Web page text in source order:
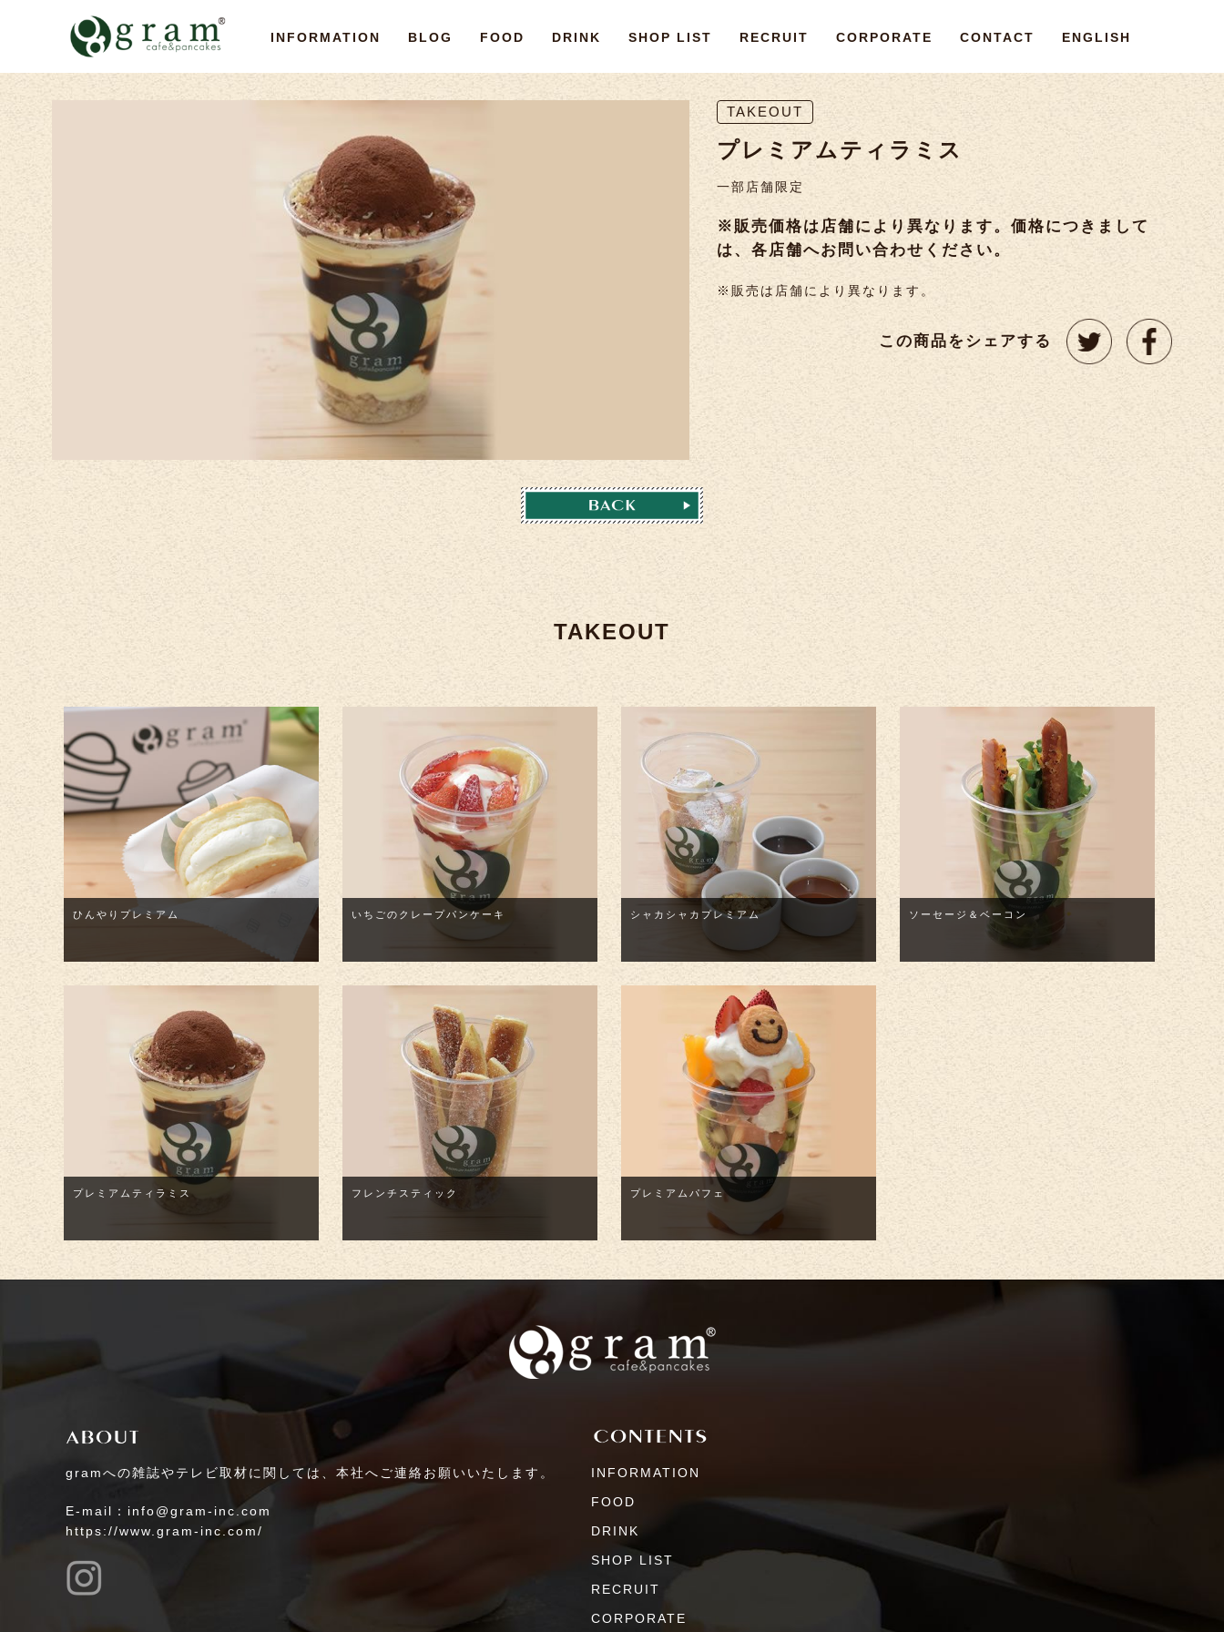
INFORMATION BLOG FOOD DRINK SHOP LIST RECRUIT CORPORATE CONTACT ENGLISH
TAKEOUT
プレミアムティラミス
一部店舗限定
※販売価格は店舗により異なります。価格につきまして
は、各店舗へお問い合わせください。
※販売は店舗により異なります。
この商品をシェアする
TAKEOUT
ひんやりプレミアム いちごのクレープパンケーキ シャカシャカプレミアム ソーセージ＆ベーコン
プレミアムティラミス フレンチスティック プレミアムパフェ
gramへの雑誌やテレビ取材に関しては、本社へご連絡お願いいたします。
E-mail：info@gram-inc.com
https://www.gram-inc.com/
INFORMATION
FOOD
DRINK
SHOP LIST
RECRUIT
CORPORATE